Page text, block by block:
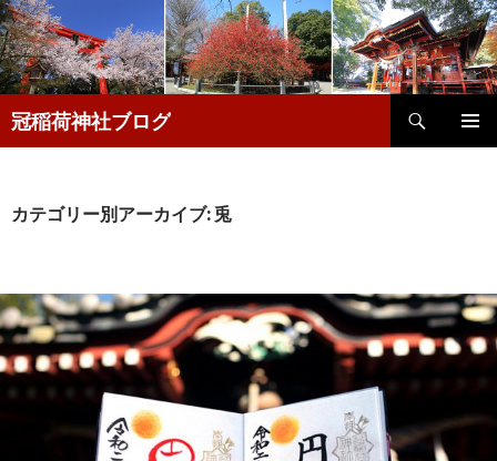
冠稲荷神社ブログ
索
ン
動
カテゴリー別アーカイブ: 兎